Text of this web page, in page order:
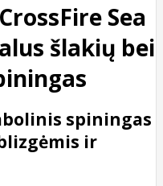
Sea
šlakių bei
spiningas
ir